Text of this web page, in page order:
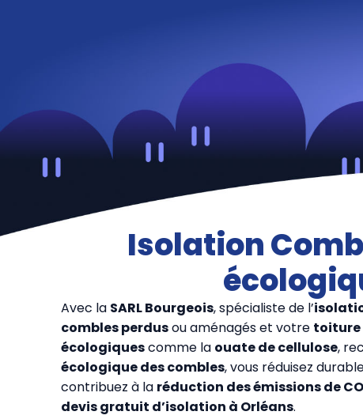
Isolation
Avec la SARL Bourgeois, spécialiste de l’
combles perdusou aménagés et votre toiture
écologiquescomme la ouate de cellulose,
écologique des combles, vous réduisez
contribuez à la réduction des émissions de
devis gratuit d’isolation à Orléans.